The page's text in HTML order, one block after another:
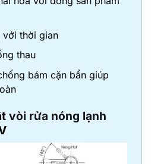
với thời gian
thau
bám cặn bẩn giúp
vòi rửa nóng lạnh